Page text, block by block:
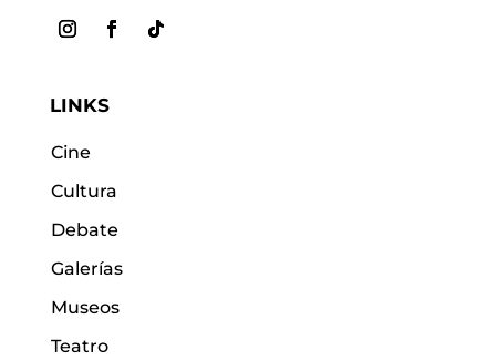
LINKS
Cine
Cultura
Debate
Galerías
Museos
Teatro